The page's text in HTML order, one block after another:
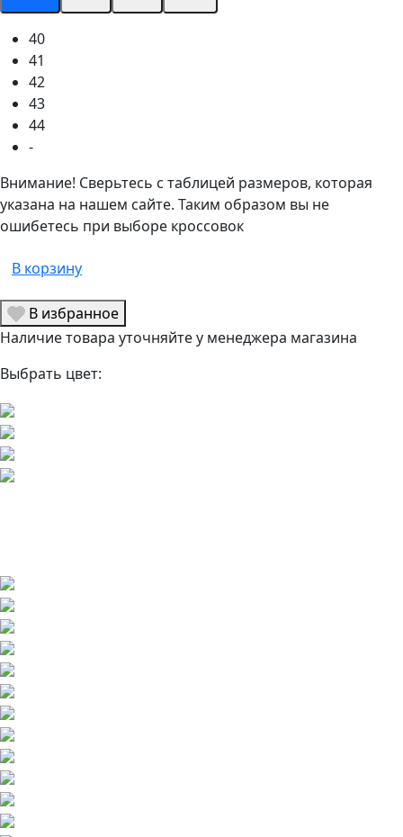
40
41
42
43
44
-
Внимание! Сверьтесь с таблицей размеров, которая
указана на нашем сайте. Таким образом вы не
ошибетесь при выборе кроссовок
В корзину
В избранное
Наличие товара уточняйте у менеджера магазина
Выбрать цвет: